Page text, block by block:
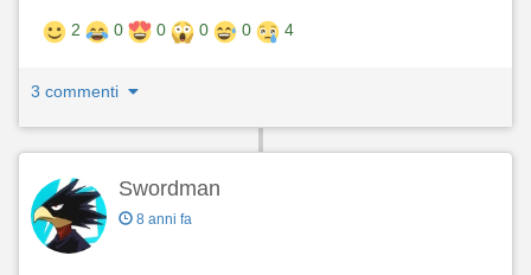
2 0 0 0 0 4
3 commenti
Swordman
8 anni fa